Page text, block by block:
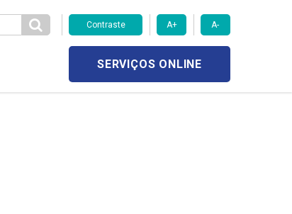
Contraste A+ A-
SERVIÇOS ONLINE